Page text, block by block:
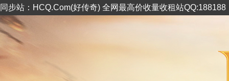
同步站：HCQ.Com(好传奇) 全网最高价收量收租站